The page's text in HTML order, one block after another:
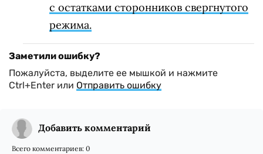
с остатками сторонников свергнутого
режима.
Заметили ошибку?
Пожалуйста, выделите ее мышкой и нажмите
Ctrl+Enter или Отправить ошибку
Добавить комментарий
Всего комментариев: 0